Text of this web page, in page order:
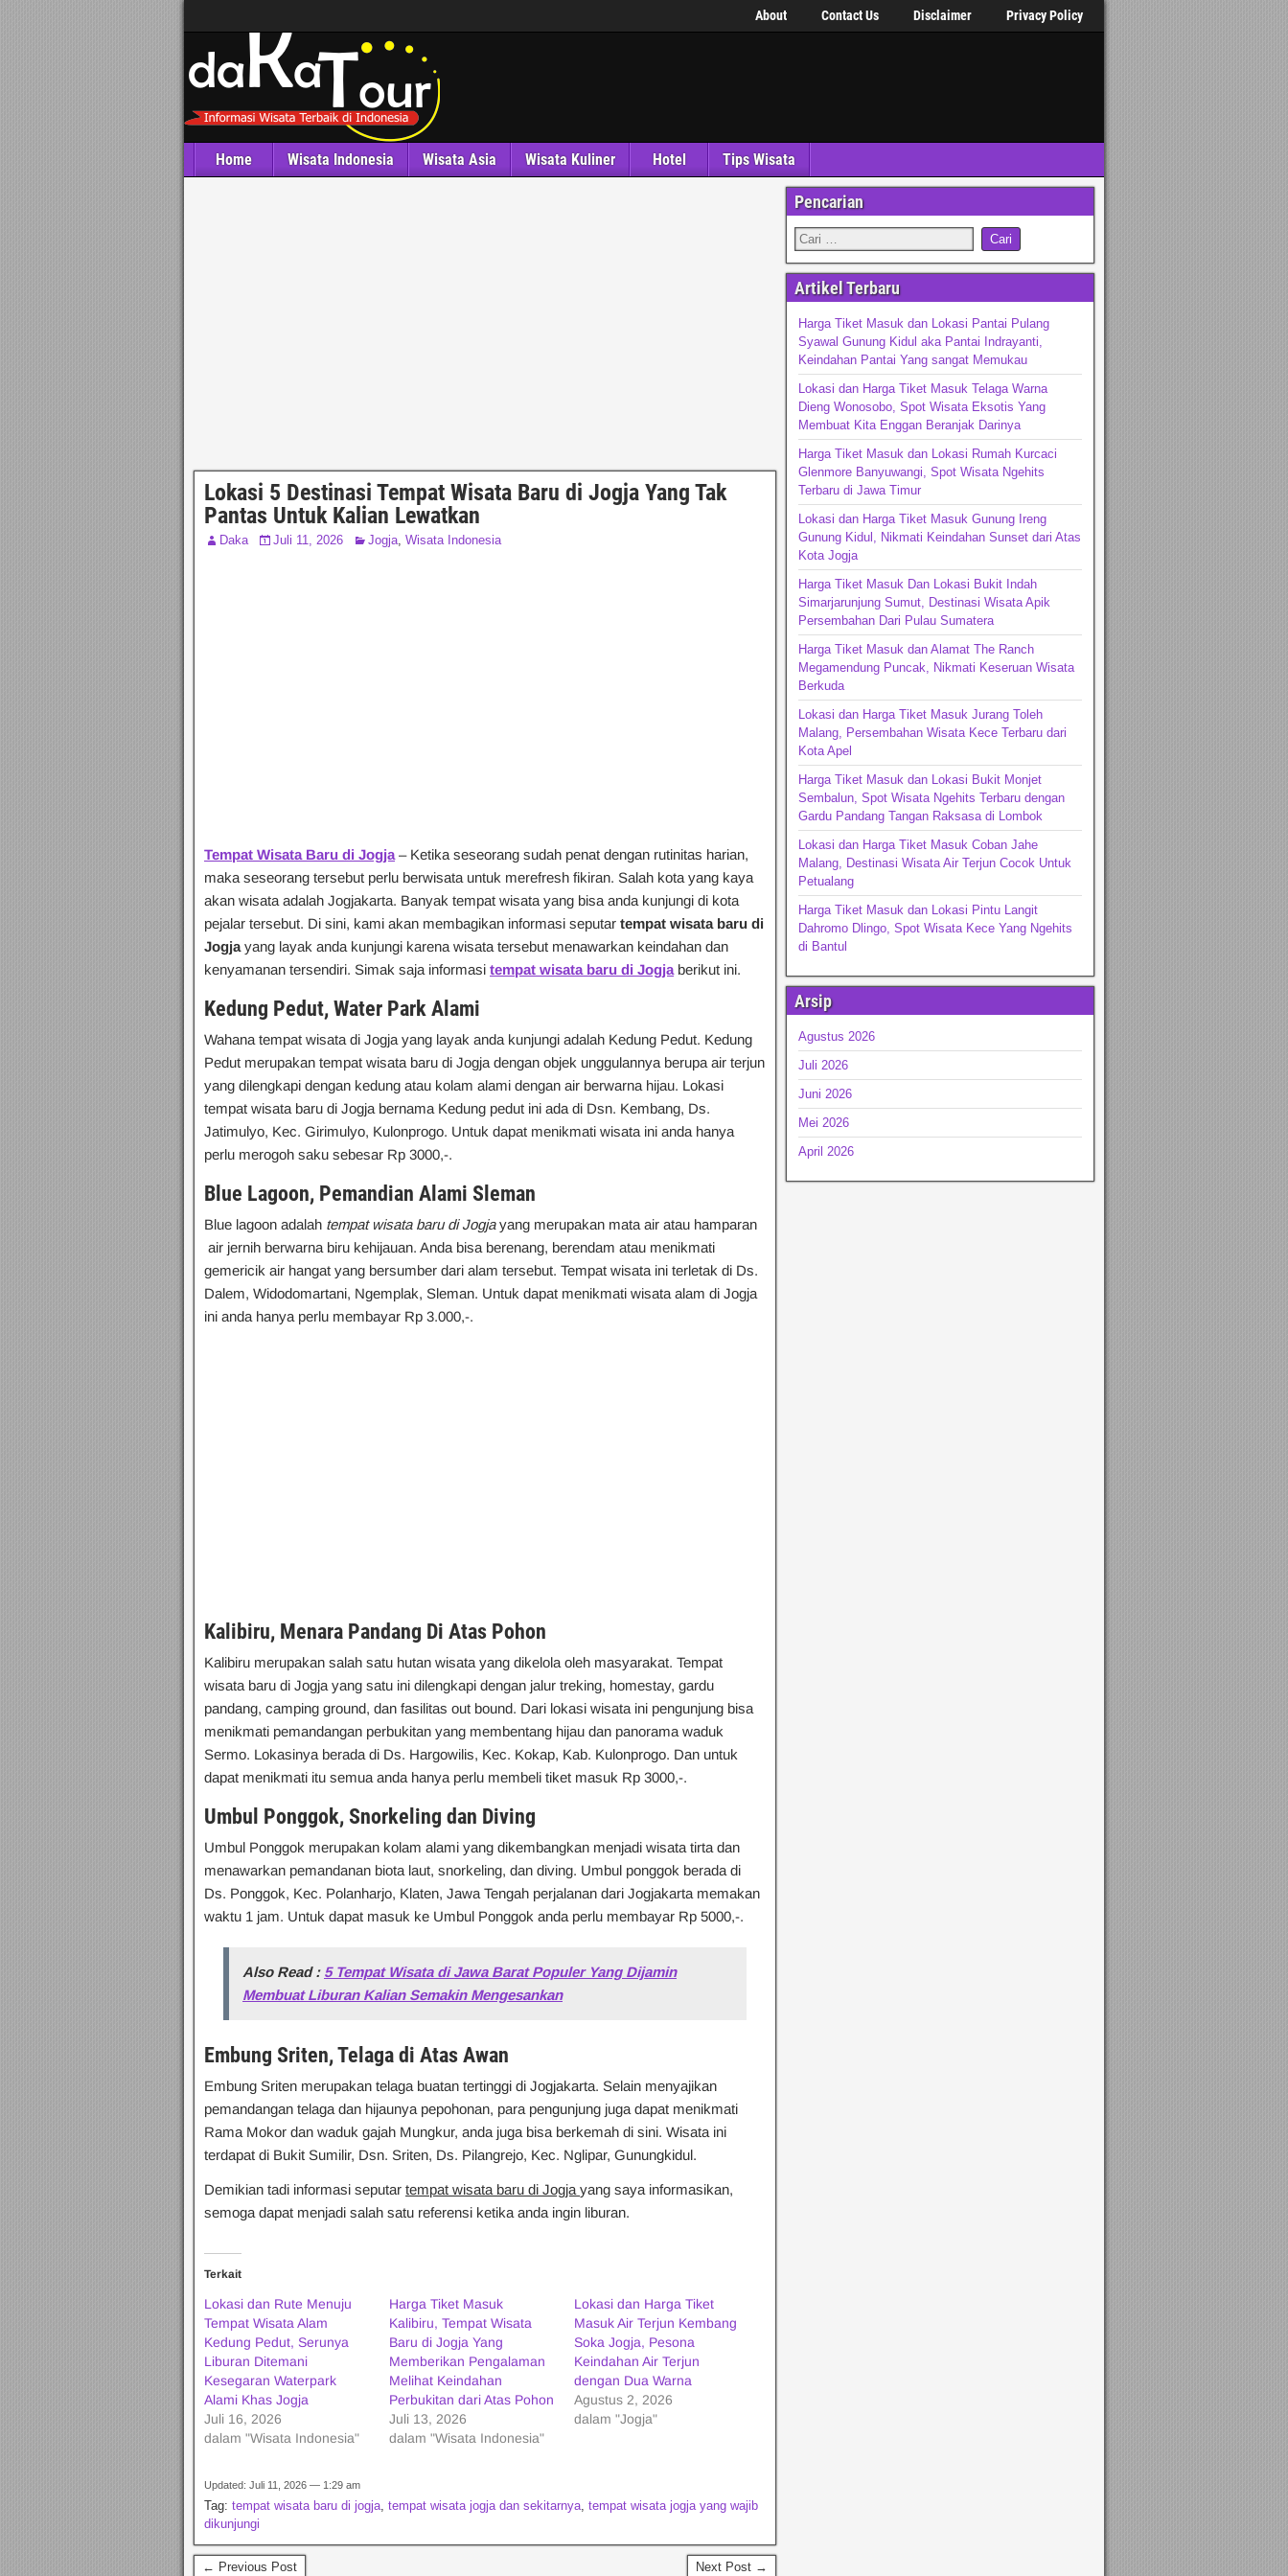
About Contact Us Disclaimer Privacy Policy
Home Wisata Indonesia Wisata Asia Wisata Kuliner Hotel Tips Wisata
Lokasi 5 Destinasi Tempat Wisata Baru di Jogja Yang Tak
Pantas Untuk Kalian Lewatkan
Daka Juli 11, 2026 Jogja, Wisata Indonesia
Tempat Wisata Baru di Jogja – Ketika seseorang sudah penat dengan rutinitas harian,
maka seseorang tersebut perlu berwisata untuk merefresh fikiran. Salah kota yang kaya
akan wisata adalah Jogjakarta. Banyak tempat wisata yang bisa anda kunjungi di kota
pejalar tersebut. Di sini, kami akan membagikan informasi seputar tempat wisata baru di
Jogja yang layak anda kunjungi karena wisata tersebut menawarkan keindahan dan
kenyamanan tersendiri. Simak saja informasi tempat wisata baru di Jogja berikut ini.
Kedung Pedut, Water Park Alami
Wahana tempat wisata di Jogja yang layak anda kunjungi adalah Kedung Pedut. Kedung
Pedut merupakan tempat wisata baru di Jogja dengan objek unggulannya berupa air terjun
yang dilengkapi dengan kedung atau kolam alami dengan air berwarna hijau. Lokasi
tempat wisata baru di Jogja bernama Kedung pedut ini ada di Dsn. Kembang, Ds.
Jatimulyo, Kec. Girimulyo, Kulonprogo. Untuk dapat menikmati wisata ini anda hanya
perlu merogoh saku sebesar Rp 3000,-.
Blue Lagoon, Pemandian Alami Sleman
Blue lagoon adalah tempat wisata baru di Jogjayang merupakan mata air atau hamparan
air jernih berwarna biru kehijauan. Anda bisa berenang, berendam atau menikmati
gemericik air hangat yang bersumber dari alam tersebut. Tempat wisata ini terletak di Ds.
Dalem, Widodomartani, Ngemplak, Sleman. Untuk dapat menikmati wisata alam di Jogja
ini anda hanya perlu membayar Rp 3.000,-.
Kalibiru, Menara Pandang Di Atas Pohon
Kalibiru merupakan salah satu hutan wisata yang dikelola oleh masyarakat. Tempat
wisata baru di Jogja yang satu ini dilengkapi dengan jalur treking, homestay, gardu
pandang, camping ground, dan fasilitas out bound. Dari lokasi wisata ini pengunjung bisa
menikmati pemandangan perbukitan yang membentang hijau dan panorama waduk
Sermo. Lokasinya berada di Ds. Hargowilis, Kec. Kokap, Kab. Kulonprogo. Dan untuk
dapat menikmati itu semua anda hanya perlu membeli tiket masuk Rp 3000,-.
Umbul Ponggok, Snorkeling dan Diving
Umbul Ponggok merupakan kolam alami yang dikembangkan menjadi wisata tirta dan
menawarkan pemandanan biota laut, snorkeling, dan diving. Umbul ponggok berada di
Ds. Ponggok, Kec. Polanharjo, Klaten, Jawa Tengah perjalanan dari Jogjakarta memakan
waktu 1 jam. Untuk dapat masuk ke Umbul Ponggok anda perlu membayar Rp 5000,-.
Also Read : 5 Tempat Wisata di Jawa Barat Populer Yang Dijamin
Membuat Liburan Kalian Semakin Mengesankan
Embung Sriten, Telaga di Atas Awan
Embung Sriten merupakan telaga buatan tertinggi di Jogjakarta. Selain menyajikan
pemandangan telaga dan hijaunya pepohonan, para pengunjung juga dapat menikmati
Rama Mokor dan waduk gajah Mungkur, anda juga bisa berkemah di sini. Wisata ini
terdapat di Bukit Sumilir, Dsn. Sriten, Ds. Pilangrejo, Kec. Nglipar, Gunungkidul.
Demikian tadi informasi seputar tempat wisata baru di Jogja yang saya informasikan,
semoga dapat menjadi salah satu referensi ketika anda ingin liburan.
Terkait
Lokasi dan Rute Menuju
Tempat Wisata Alam
Kedung Pedut, Serunya
Liburan Ditemani
Kesegaran Waterpark
Alami Khas Jogja
Juli 16, 2026
dalam "Wisata Indonesia"
Harga Tiket Masuk
Kalibiru, Tempat Wisata
Baru di Jogja Yang
Memberikan Pengalaman
Melihat Keindahan
Perbukitan dari Atas Pohon
Juli 13, 2026
dalam "Wisata Indonesia"
Lokasi dan Harga Tiket
Masuk Air Terjun Kembang
Soka Jogja, Pesona
Keindahan Air Terjun
dengan Dua Warna
Agustus 2, 2026
dalam "Jogja"
Updated: Juli 11, 2026 — 1:29 am
Tag: tempat wisata baru di jogja, tempat wisata jogja dan sekitarnya, tempat wisata jogja yang wajib
dikunjungi
← Previous Post Next Post →
Pencarian
Artikel Terbaru
Harga Tiket Masuk dan Lokasi Pantai Pulang
Syawal Gunung Kidul aka Pantai Indrayanti,
Keindahan Pantai Yang sangat Memukau
Lokasi dan Harga Tiket Masuk Telaga Warna
Dieng Wonosobo, Spot Wisata Eksotis Yang
Membuat Kita Enggan Beranjak Darinya
Harga Tiket Masuk dan Lokasi Rumah Kurcaci
Glenmore Banyuwangi, Spot Wisata Ngehits
Terbaru di Jawa Timur
Lokasi dan Harga Tiket Masuk Gunung Ireng
Gunung Kidul, Nikmati Keindahan Sunset dari Atas
Kota Jogja
Harga Tiket Masuk Dan Lokasi Bukit Indah
Simarjarunjung Sumut, Destinasi Wisata Apik
Persembahan Dari Pulau Sumatera
Harga Tiket Masuk dan Alamat The Ranch
Megamendung Puncak, Nikmati Keseruan Wisata
Berkuda
Lokasi dan Harga Tiket Masuk Jurang Toleh
Malang, Persembahan Wisata Kece Terbaru dari
Kota Apel
Harga Tiket Masuk dan Lokasi Bukit Monjet
Sembalun, Spot Wisata Ngehits Terbaru dengan
Gardu Pandang Tangan Raksasa di Lombok
Lokasi dan Harga Tiket Masuk Coban Jahe
Malang, Destinasi Wisata Air Terjun Cocok Untuk
Petualang
Harga Tiket Masuk dan Lokasi Pintu Langit
Dahromo Dlingo, Spot Wisata Kece Yang Ngehits
di Bantul
Arsip
Agustus 2026
Juli 2026
Juni 2026
Mei 2026
April 2026